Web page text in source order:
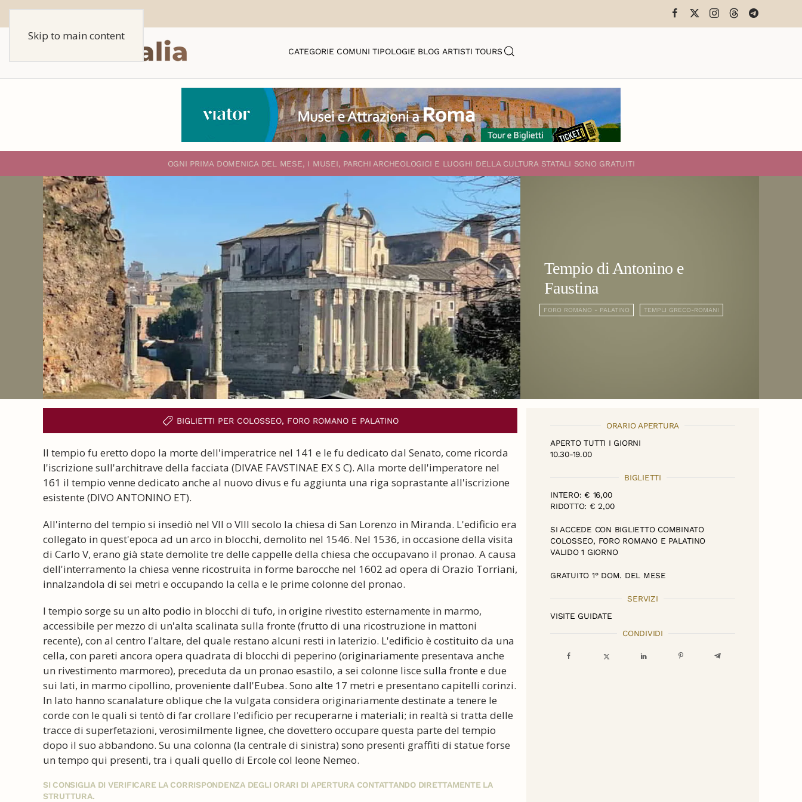
Skip to main content
CATEGORIE COMUNI TIPOLOGIE BLOG ARTISTI TOURS
OGNI PRIMA DOMENICA DEL MESE, I MUSEI, PARCHI ARCHEOLOGICI E LUOGHI DELLA CULTURA STATALI SONO GRATUITI
Tempio di Antonino e
Faustina
FORO ROMANO - PALATINO TEMPLI GRECO-ROMANI
BIGLIETTI PER COLOSSEO, FORO ROMANO E PALATINO
Il tempio fu eretto dopo la morte dell'imperatrice nel 141 e le fu dedicato dal Senato, come ricorda
l'iscrizione sull'architrave della facciata (DIVAE FAVSTINAE EX S C). Alla morte dell'imperatore nel
161 il tempio venne dedicato anche al nuovo divus e fu aggiunta una riga soprastante all'iscrizione
esistente (DIVO ANTONINO ET).
All'interno del tempio si insediò nel VII o VIII secolo la chiesa di San Lorenzo in Miranda. L'edificio era
collegato in quest'epoca ad un arco in blocchi, demolito nel 1546. Nel 1536, in occasione della visita
di Carlo V, erano già state demolite tre delle cappelle della chiesa che occupavano il pronao. A causa
dell'interramento la chiesa venne ricostruita in forme barocche nel 1602 ad opera di Orazio Torriani,
innalzandola di sei metri e occupando la cella e le prime colonne del pronao.
l tempio sorge su un alto podio in blocchi di tufo, in origine rivestito esternamente in marmo,
accessibile per mezzo di un'alta scalinata sulla fronte (frutto di una ricostruzione in mattoni
recente), con al centro l'altare, del quale restano alcuni resti in laterizio. L'edificio è costituito da una
cella, con pareti ancora opera quadrata di blocchi di peperino (originariamente presentava anche
un rivestimento marmoreo), preceduta da un pronao esastilo, a sei colonne lisce sulla fronte e due
sui lati, in marmo cipollino, proveniente dall'Eubea. Sono alte 17 metri e presentano capitelli corinzi.
In lato hanno scanalature oblique che la vulgata considera originariamente destinate a tenere le
corde con le quali si tentò di far crollare l'edificio per recuperarne i materiali; in realtà si tratta delle
tracce di superfetazioni, verosimilmente lignee, che dovettero occupare questa parte del tempio
dopo il suo abbandono. Su una colonna (la centrale di sinistra) sono presenti graffiti di statue forse
un tempo qui presenti, tra i quali quello di Ercole col leone Nemeo.
SI CONSIGLIA DI VERIFICARE LA CORRISPONDENZA DEGLI ORARI DI APERTURA CONTATTANDO DIRETTAMENTE LA
STRUTTURA.
ORARIO APERTURA
APERTO TUTTI I GIORNI
10.30-19.00
BIGLIETTI
INTERO: € 16,00
RIDOTTO: € 2,00
SI ACCEDE CON BIGLIETTO COMBINATO
COLOSSEO, FORO ROMANO E PALATINO
VALIDO 1 GIORNO
GRATUITO 1° DOM. DEL MESE
SERVIZI
VISITE GUIDATE
CONDIVIDI